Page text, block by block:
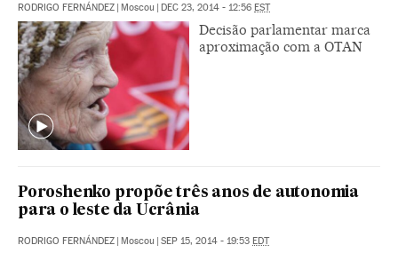
RODRIGO FERNÁNDEZ | Moscou | DEC 23, 2014 - 12:56 EST
Decisão parlamentar marca
aproximação com a OTAN
Poroshenko propõe três anos de autonomia
para o leste da Ucrânia
RODRIGO FERNÁNDEZ | Moscou | SEP 15, 2014 - 19:53 EDT